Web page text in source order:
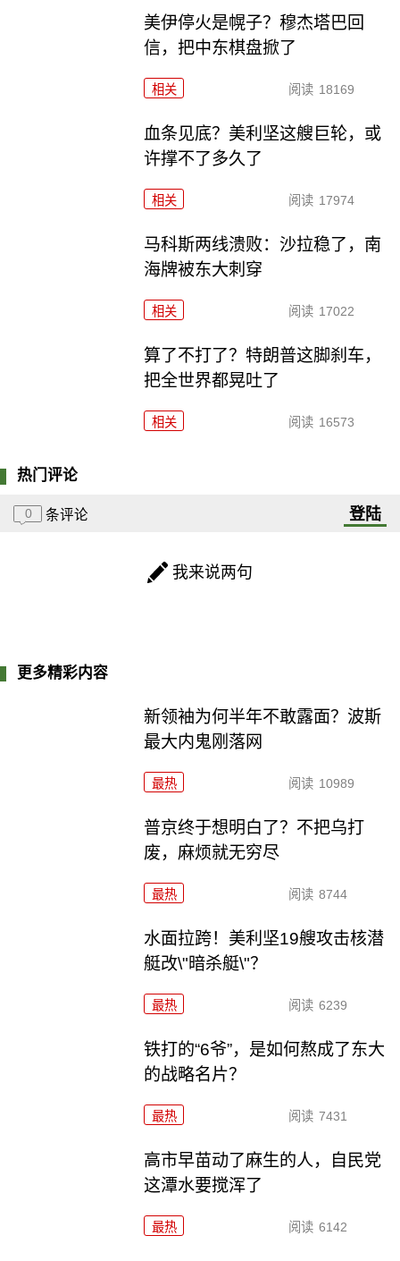
美伊停火是幌子？穆杰塔巴回
信，把中东棋盘掀了
相关 阅读 18169
血条见底？美利坚这艘巨轮，或
许撑不了多久了
相关 阅读 17974
马科斯两线溃败：沙拉稳了，南
海牌被东大刺穿
相关 阅读 17022
算了不打了？特朗普这脚刹车，
把全世界都晃吐了
相关 阅读 16573
热门评论
0 条评论 登陆
我来说两句
更多精彩内容
新领袖为何半年不敢露面？波斯
最大内鬼刚落网
最热 阅读 10989
普京终于想明白了？不把乌打
废，麻烦就无穷尽
最热 阅读 8744
水面拉跨！美利坚19艘攻击核潜
艇改\"暗杀艇\"？
最热 阅读 6239
铁打的“6爷”，是如何熬成了东大
的战略名片？
最热 阅读 7431
高市早苗动了麻生的人，自民党
这潭水要搅浑了
最热 阅读 6142